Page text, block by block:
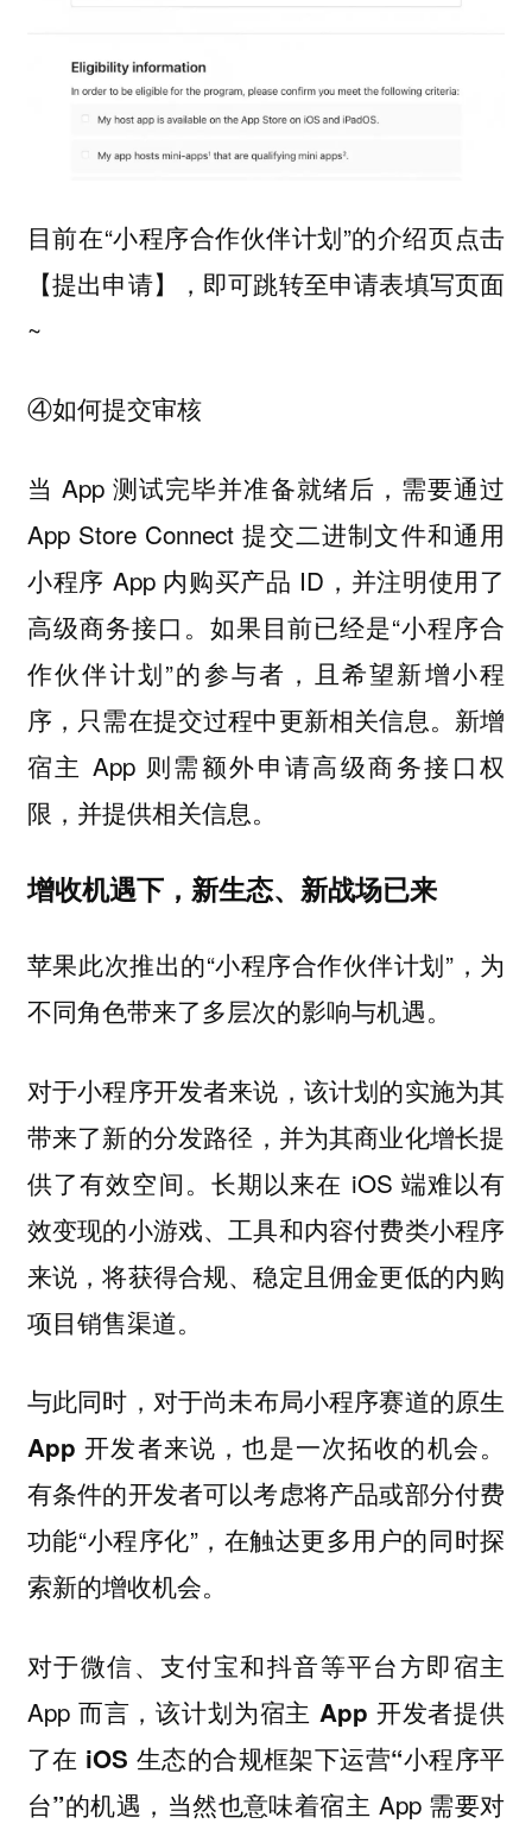
目前在“小程序合作伙伴计划”的介绍页点击
【提出申请】，即可跳转至申请表填写页面
~
④如何提交审核
当 App 测试完毕并准备就绪后，需要通过
App Store Connect 提交二进制文件和通用
小程序 App 内购买产品 ID，并注明使用了
高级商务接口。如果目前已经是“小程序合
作伙伴计划”的参与者，且希望新增小程
序，只需在提交过程中更新相关信息。新增
宿主 App 则需额外申请高级商务接口权
限，并提供相关信息。
增收机遇下，新生态、新战场已来
苹果此次推出的“小程序合作伙伴计划”，为
不同角色带来了多层次的影响与机遇。
对于小程序开发者来说，该计划的实施为其
带来了新的分发路径 ，并为其商业化增长提
供了有效空间。长期以来在 iOS 端难以有
效变现的小游戏、工具和内容付费类小程序
来说，将获得合规、稳定且佣金更低的内购
项目销售渠道。
与此同时， 对于尚未布局小程序赛道的原生
App 开发者来说，也是一次拓收的机会。
有条件的开发者可以考虑将产品或部分付费
功能“小程序化”，在触达更多用户的同时探
索新的增收机会。
对于微信、支付宝和抖音等平台方即宿主
App 而言，该计划为宿主 App 开发者提供
了在 iOS 生态的合规框架下运营“小程序平
台”的机遇 ，当然也意味着宿主 App 需要对